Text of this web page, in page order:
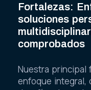
Fortalezas:
soluciones
comprobados
Nuestra principal
enfoque integral,